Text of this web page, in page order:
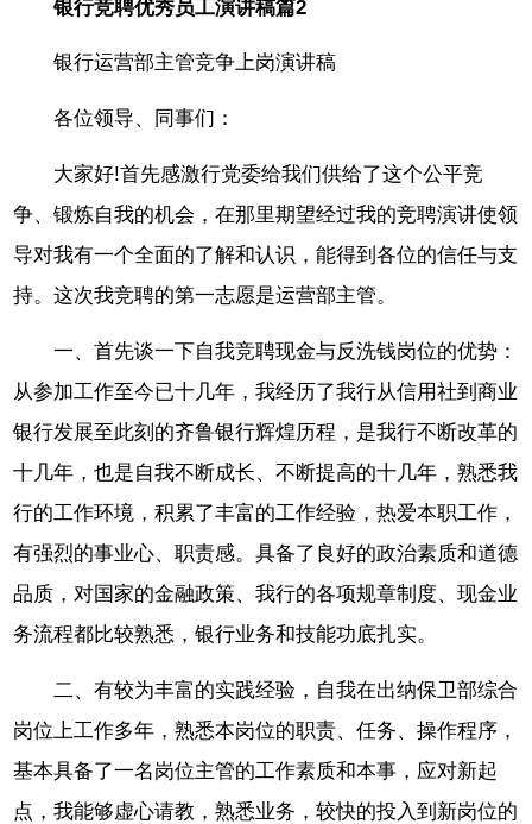
银行竞聘优秀员工演讲稿篇2
银行运营部主管竞争上岗演讲稿
各位领导、同事们：
大家好!首先感激行党委给我们供给了这个公平竞
争、锻炼自我的机会，在那里期望经过我的竞聘演讲使领
导对我有一个全面的了解和认识，能得到各位的信任与支
持。这次我竞聘的第一志愿是运营部主管。
一、首先谈一下自我竞聘现金与反洗钱岗位的优势：
从参加工作至今已十几年，我经历了我行从信用社到商业
银行发展至此刻的齐鲁银行辉煌历程，是我行不断改革的
十几年，也是自我不断成长、不断提高的十几年，熟悉我
行的工作环境，积累了丰富的工作经验，热爱本职工作，
有强烈的事业心、职责感。具备了良好的政治素质和道德
品质，对国家的金融政策、我行的各项规章制度、现金业
务流程都比较熟悉，银行业务和技能功底扎实。
二、有较为丰富的实践经验，自我在出纳保卫部综合
岗位上工作多年，熟悉本岗位的职责、任务、操作程序，
基本具备了一名岗位主管的工作素质和本事，应对新起
点，我能够虚心请教，熟悉业务，较快的投入到新岗位的